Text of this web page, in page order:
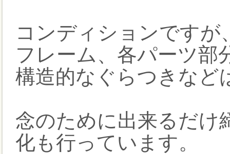
コンディションですが
フレーム、各パーツ部
構造的なぐらつきなど
念のために出来るだけ
化も行っています。